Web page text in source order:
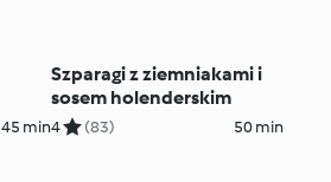
45 min
Szparagi z ziemniakami i
sosem holenderskim
4 (83) 50 min